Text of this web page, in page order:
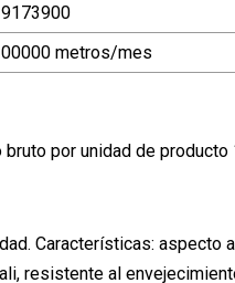
metros/mes
por unidad de producto
Características: aspecto
resistente al